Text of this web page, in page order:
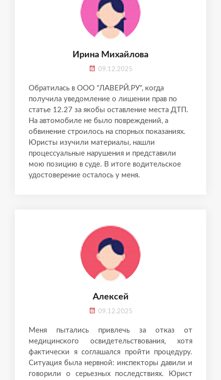
Обратилась в ООО "ЛАВЕРЙ.РУ", когда
получила уведомление о лишении прав по
статье 12.27 за якобы оставление места ДТП.
На автомобиле не было повреждений, а
обвинение строилось на спорных показаниях.
Юристы изучили материалы, нашли
процессуальные нарушения и представили
мою позицию в суде. В итоге водительское
удостоверение осталось у меня.
Ирина Михайлова
09.12.2025
Меня пытались привлечь за отказ от
медицинского освидетельствования, хотя
фактически я соглашался пройти процедуру.
Ситуация была нервной: инспекторы давили и
говорили о серьезных последствиях. Юрист
Алексей
09.12.2025